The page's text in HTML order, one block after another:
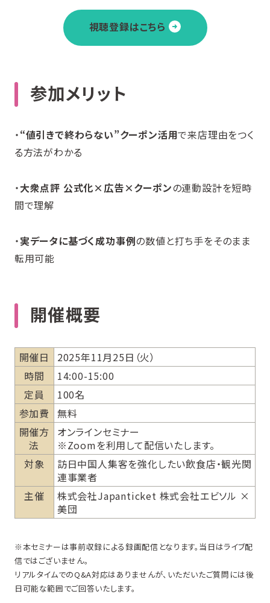
視聴登録はこちら
参加メリット
・“値引きで終わらない”クーポン活用で来店理由をつく
る方法がわかる
・大衆点評 公式化×広告×クーポンの連動設計を短時
間で理解
・実データに基づく成功事例の数値と打ち手をそのまま
転用可能
開催概要
開催日
2025年11月25日（火）
時間
14:00-15:00
定員
100名
参加費
無料
開催方
法
オンラインセミナー
※Zoomを利用して配信いたします。
対象
訪日中国人集客を強化したい飲食店・観光関
連事業者
主催
株式会社Japanticket 株式会社エビソル ×
美団
※本セミナーは事前収録による録画配信となります。当日はライブ配
信ではございません。
リアルタイムでのQ&A対応はありませんが、いただいたご質問には後
日可能な範囲でご回答いたします。